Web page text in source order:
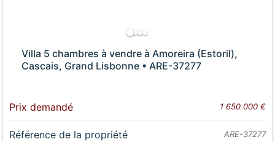
Villa 5 chambres à vendre à Amoreira (Estoril),
Cascais, Grand Lisbonne • ARE-37277
Prix demandé 1 650 000 €
Référence de la propriété ARE-37277